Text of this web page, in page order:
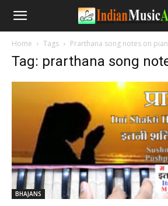
Home Tags Prarthana song notes on
Tag: prarthana song
BHAJANS